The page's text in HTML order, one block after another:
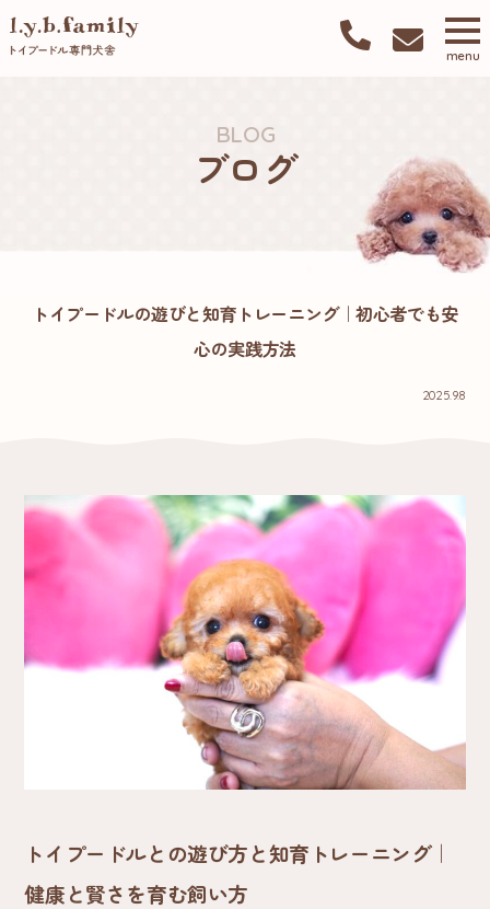
menu
BLOG
ブログ
トイプードルの遊びと知育トレーニング｜初心者でも安
心の実践方法
2025.9.8
トイプードルとの遊び方と知育トレーニング｜
健康と賢さを育む飼い方